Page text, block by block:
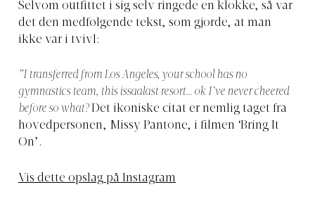
Selvom outfittet i sig selv ringede en klokke, så var
det den medfølgende tekst, som gjorde, at man
ikke var i tvivl:
”I transferred from Los Angeles, your school has no
gymnastics team, this issaalast resort… ok I’ve never cheered
before so what?Det ikoniske citat er nemlig taget fra
hovedpersonen, Missy Pantone, i filmen ‘Bring It
On’.
Vis dette opslag på Instagram